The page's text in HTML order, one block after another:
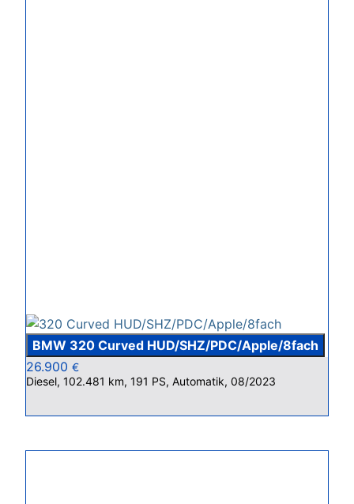
BMW 320 Curved HUD/SHZ/PDC/Apple/8fach
26.900 €
Diesel, 102.481 km, 191 PS, Automatik, 08/2023